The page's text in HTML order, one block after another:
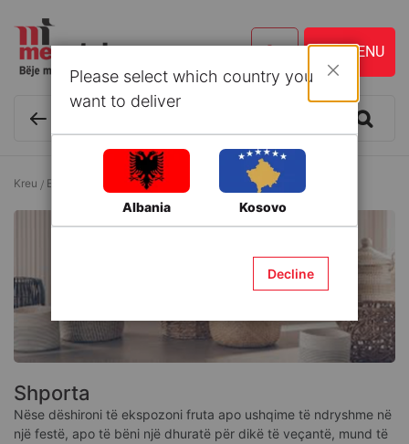
Kreu Enë kuzhine dhe Aksesorë Shporta
Shporta
Nëse dëshironi të ekspozoni fruta apo ushqime të ndryshme në
një festë, apo të bëni një dhuratë për dikë të veçantë, mund të
Please select which country you
want to deliver
Albania Kosovo
Decline